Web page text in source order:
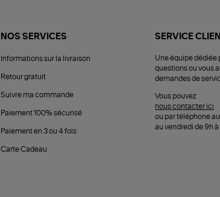
NOS SERVICES
Informations sur la livraison
Retour gratuit
Suivre ma commande
Paiement 100% sécurisé
Paiement en 3 ou 4 fois
Carte Cadeau
SERVICE
Une équipe dédiée
questions ou vous
demandes de
Vous pouvez
nous contacter ici
ou par téléphone
au vendredi de 9h à